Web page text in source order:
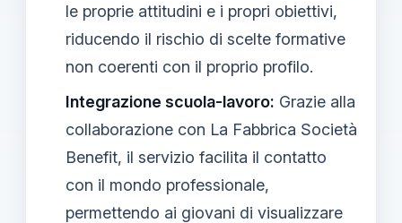
le proprie attitudini e i propri obiettivi,
riducendo il rischio di scelte formative
non coerenti con il proprio profilo.
Integrazione scuola-lavoro: Grazie alla
collaborazione con La Fabbrica Società
Benefit, il servizio facilita il contatto
con il mondo professionale,
permettendo ai giovani di visualizzare